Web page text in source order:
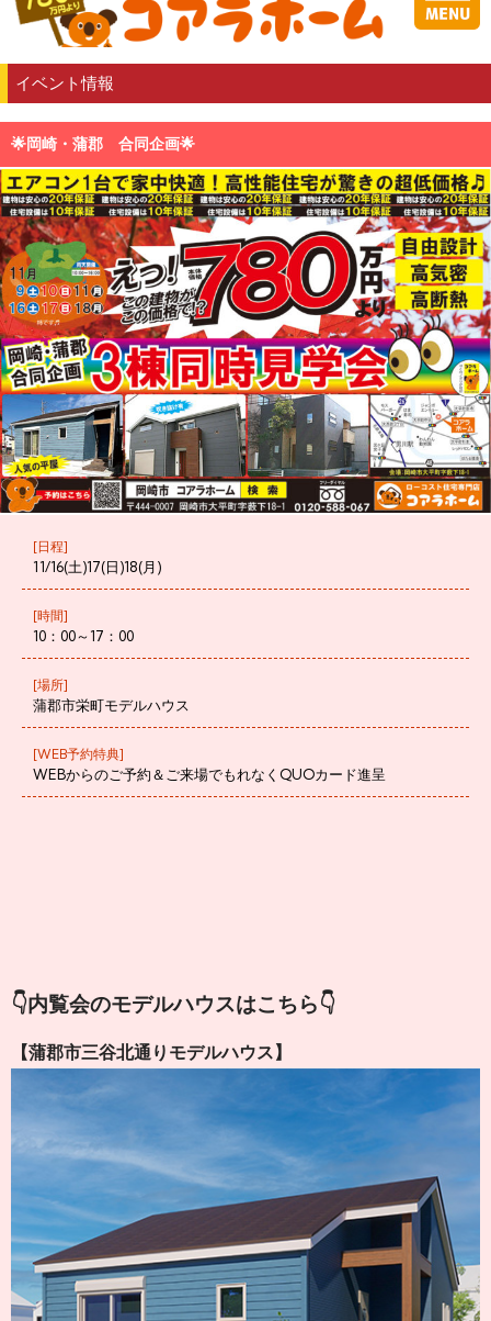
イベント情報
🌟岡崎・蒲郡 合同企画🌟
[日程]
11/16(土)17(日)18(月)
[時間]
10：00～17：00
[場所]
蒲郡市栄町モデルハウス
[WEB予約特典]
WEBからのご予約＆ご来場でもれなくQUOカード進呈
👇内覧会のモデルハウスはこちら👇
【蒲郡市三谷北通りモデルハウス】